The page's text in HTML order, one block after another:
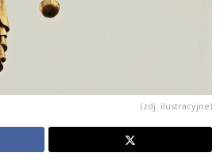
(zdj. ilustracyjne)